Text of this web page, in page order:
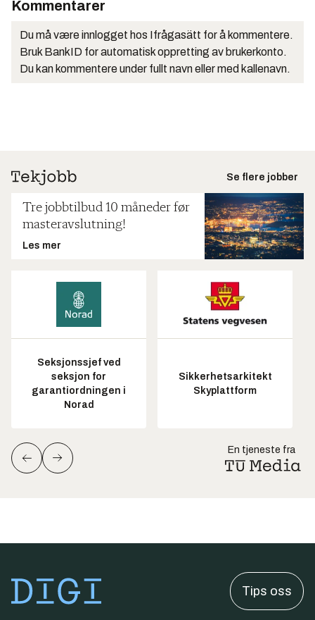
Kommentarer
Du må være innlogget hos Ifrågasätt for å kommentere.
Bruk BankID for automatisk oppretting av brukerkonto.
Du kan kommentere under fullt navn eller med kallenavn.
Se flere jobber
Tre jobbtilbud 10 måneder før
masteravslutning!
Les mer
Seksjonssjef ved
seksjon for
garantiordningen i
Norad
Sikkerhetsarkitekt
Skyplattform
En tjeneste fra
Tips oss